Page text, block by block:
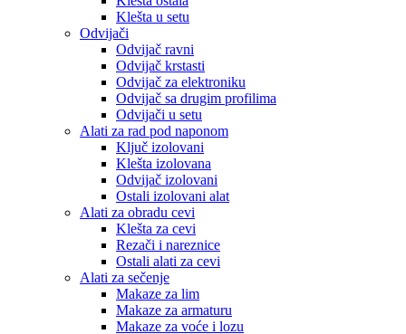
Klešta u setu
Odvijači
Odvijač ravni
Odvijač krstasti
Odvijač za elektroniku
Odvijač sa drugim profilima
Odvijači u setu
Alati za rad pod naponom
Ključ izolovani
Klešta izolovana
Odvijač izolovani
Ostali izolovani alat
Alati za obradu cevi
Klešta za cevi
Rezači i nareznice
Ostali alati za cevi
Alati za sečenje
Makaze za lim
Makaze za armaturu
Makaze za voće i lozu